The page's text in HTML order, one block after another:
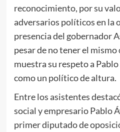
reconocimiento, por su
adversarios políticos en la
presencia del gobernador
pesar de no tener el
muestra su respeto a
como un político de altura.
Entre los asistentes
social y empresario Pablo
primer diputado de